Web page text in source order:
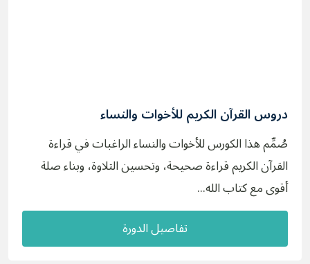
دروس القرآن الكريم للأخوات والنساء
صُمِّم هذا الكورس للأخوات والنساء الراغبات في قراءة
القرآن الكريم قراءة صحيحة، وتحسين التلاوة، وبناء صلة
أقوى مع كتاب الله...
تفاصيل الدورة